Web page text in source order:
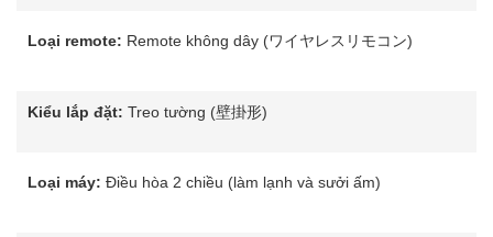
Loại remote: Remote không dây (ワイヤレスリモコン)
Kiểu lắp đặt: Treo tường (壁掛形)
Loại máy: Điều hòa 2 chiều (làm lạnh và sưởi ấm)